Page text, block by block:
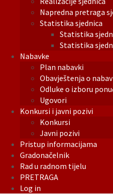
Napredna pretraga
Statistika sjednica
Statistika
Statistika
Nabavke
Plan nabavki
Obavještenja o
Odluke o izboru
Ugovori
Konkursi i javni pozivi
Konkursi
Javni pozivi
Pristup informacijama
Gradonačelnik
Rad u radnom tijelu
PRETRAGA
Log in